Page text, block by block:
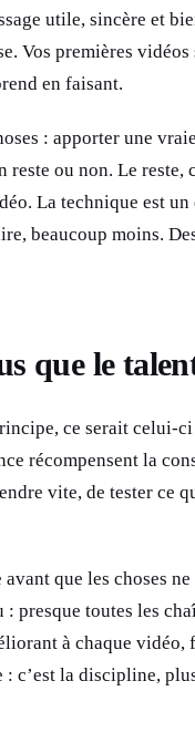
utile, sincère et
Vos premières
en faisant.
: apporter une
reste ou non. Le reste,
La technique est
beaucoup moins.
que le
ce serait celui-
récompensent la
vite, de tester ce
que les choses
: presque toutes les
à chaque
c’est la discipline,